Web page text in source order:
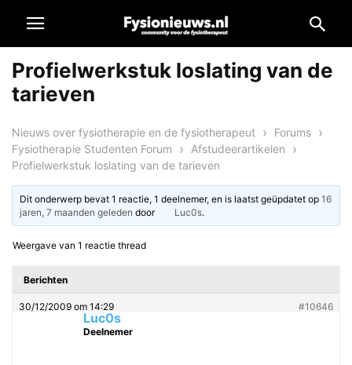
Profielwerkstuk loslating van de
tarieven
Nieuws over fysiotherapie en de fysiotherapeut › Forums ›
Fysiotherapie Studenten Forum › Afstudeerartikelen ›
Profielwerkstuk loslating van de tarieven
Dit onderwerp bevat 1 reactie, 1 deelnemer, en is laatst geüpdatet op16
jaren, 7 maanden geleden door Luc0s.
Weergave van 1 reactie thread
Berichten
30/12/2009 om 14:29 #10646
Luc0s
Deelnemer